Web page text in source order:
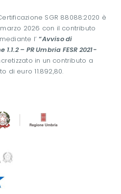
SGR 88088:2020 è
2026 con il contributo
l’“Avviso di
– PR Umbria FESR 2021-
in un contributo a
di euro 11.892,80.